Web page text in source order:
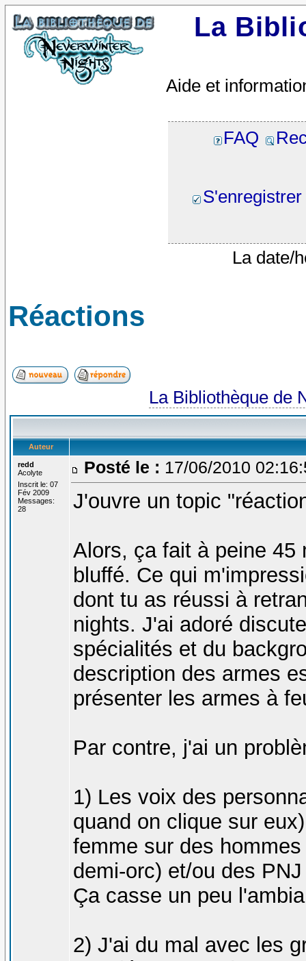
La
Aide et
FAQ
S'enregistrer
La date/
Réactions
La Bibliothèque de
Auteur
redd
Acolyte
Inscrit le: 07
Fév 2009
Messages:
28
Posté le : 17/06/2010
J'ouvre un topic
Alors, ça fait à peine 45
bluffé. Ce qui
dont tu as réussi à
nights. J'ai adoré
spécialités et du
description des armes
présenter les armes à
Par contre, j'ai un
1) Les voix des
quand on clique sur
femme sur des
demi-orc) et/ou des
Ça casse un peu
2) J'ai du mal avec les